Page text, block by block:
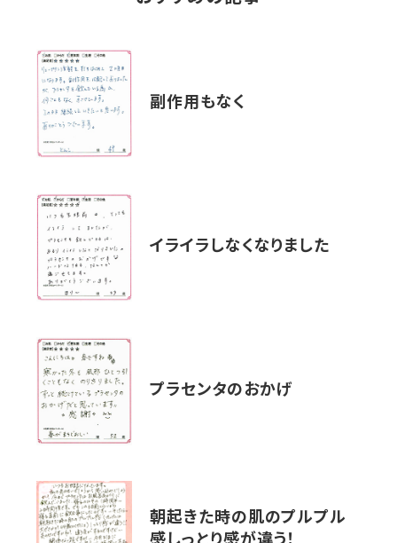
副作用もなく
イライラしなくなりました
プラセンタのおかげ
朝起きた時の肌のプルプル